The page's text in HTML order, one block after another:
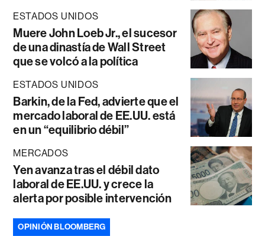
ESTADOS UNIDOS
Muere John Loeb Jr., el sucesor
de una dinastía de Wall Street
que se volcó a la política
ESTADOS UNIDOS
Barkin, de la Fed, advierte que el
mercado laboral de EE.UU. está
en un “equilibrio débil”
MERCADOS
Yen avanza tras el débil dato
laboral de EE.UU. y crece la
alerta por posible intervención
OPINIÓN BLOOMBERG